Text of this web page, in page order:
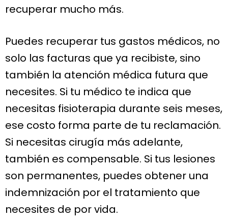
recuperar mucho más.
Puedes recuperar tus gastos médicos, no
solo las facturas que ya recibiste, sino
también la atención médica futura que
necesites. Si tu médico te indica que
necesitas fisioterapia durante seis meses,
ese costo forma parte de tu reclamación.
Si necesitas cirugía más adelante,
también es compensable. Si tus lesiones
son permanentes, puedes obtener una
indemnización por el tratamiento que
necesites de por vida.